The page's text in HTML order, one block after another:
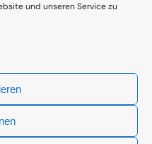
und unseren Service zu